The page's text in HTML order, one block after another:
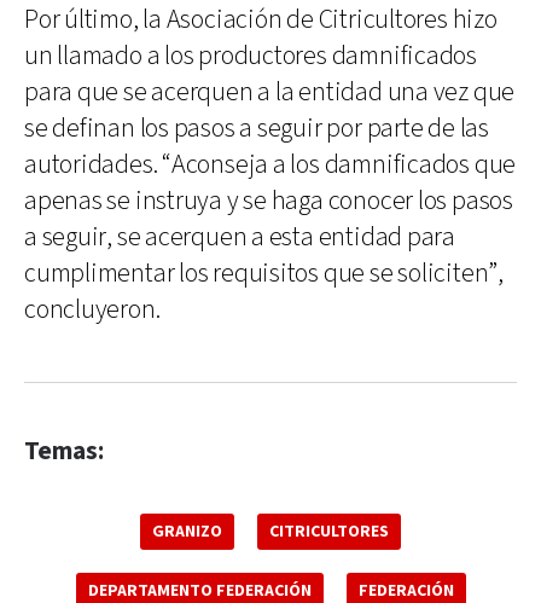
Por último, la Asociación de Citricultores hizo
un llamado a los productores damnificados
para que se acerquen a la entidad una vez que
se definan los pasos a seguir por parte de las
autoridades. “Aconseja a los damnificados que
apenas se instruya y se haga conocer los pasos
a seguir, se acerquen a esta entidad para
cumplimentar los requisitos que se soliciten”,
concluyeron.
Temas:
GRANIZO CITRICULTORES
DEPARTAMENTO FEDERACIÓN FEDERACIÓN